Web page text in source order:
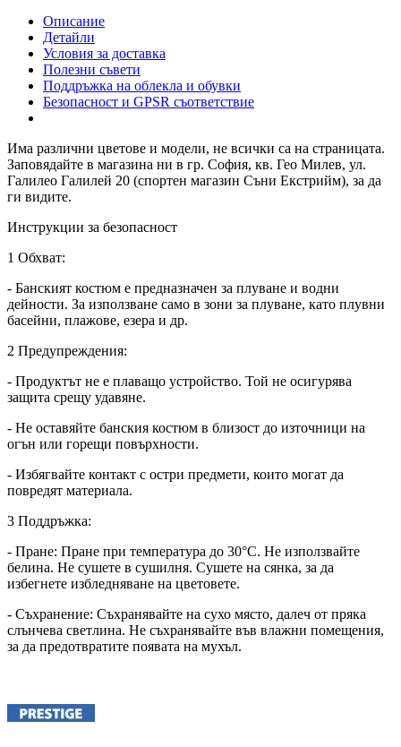
Описание
Детайли
Условия за доставка
Полезни съвети
Поддръжка на облекла и обувки
Безопасност и GPSR съответствие
Има различни цветове и модели, не всички са на страницата.
Заповядайте в магазина ни в гр. София, кв. Гео Милев, ул.
Галилео Галилей 20 (спортен магазин Съни Екстрийм), за да
ги видите.
Инструкции за безопасност
1 Обхват:
- Банският костюм е предназначен за плуване и водни
дейности. За използване само в зони за плуване, като плувни
басейни, плажове, езера и др.
2 Предупреждения:
- Продуктът не е плаващо устройство. Той не осигурява
защита срещу удавяне.
- Не оставяйте банския костюм в близост до източници на
огън или горещи повърхности.
- Избягвайте контакт с остри предмети, които могат да
повредят материала.
3 Поддръжка:
- Пране: Пране при температура до 30°C. Не използвайте
белина. Не сушете в сушилня. Сушете на сянка, за да
избегнете избледняване на цветовете.
- Съхранение: Съхранявайте на сухо място, далеч от пряка
слънчева светлина. Не съхранявайте във влажни помещения,
за да предотвратите появата на мухъл.